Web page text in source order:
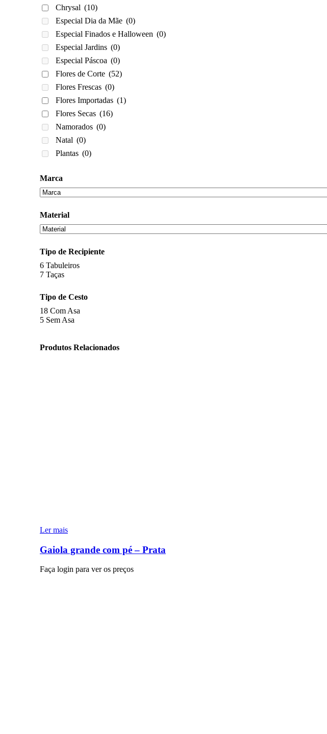
Chrysal (10)
Especial Dia da Mãe (0)
Especial Finados e Halloween (0)
Especial Jardins (0)
Especial Páscoa (0)
Flores de Corte (52)
Flores Frescas (0)
Flores Importadas (1)
Flores Secas (16)
Namorados (0)
Natal (0)
Plantas (0)
Marca
Material
Tipo de Recipiente
6 Tabuleiros
7 Taças
Tipo de Cesto
18 Com Asa
5 Sem Asa
Produtos Relacionados
Ler mais
Gaiola grande com pé – Prata
Faça login para ver os preços